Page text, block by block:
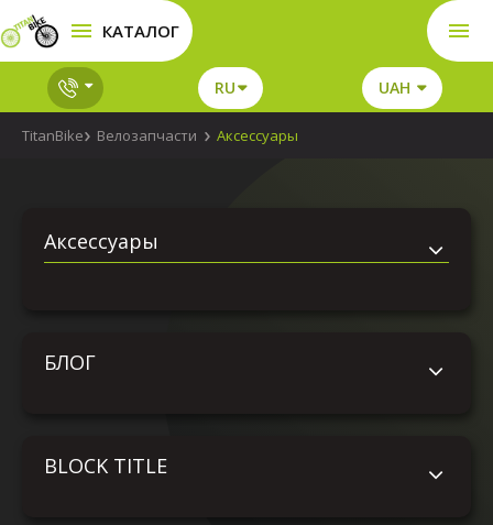
КАТАЛОГ
RU UAH
TitanBike Велозапчасти Аксессуары
Аксессуары
БЛОГ
BLOCK TITLE